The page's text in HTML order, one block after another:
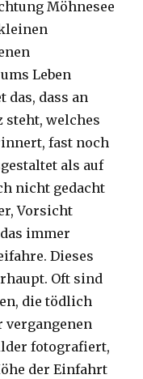
Möhnesee
Leben
das, dass an
steht, welches
fast noch
als auf
nicht gedacht
Vorsicht
immer
Dieses
Oft sind
die tödlich
vergangenen
fotografiert,
der Einfahrt